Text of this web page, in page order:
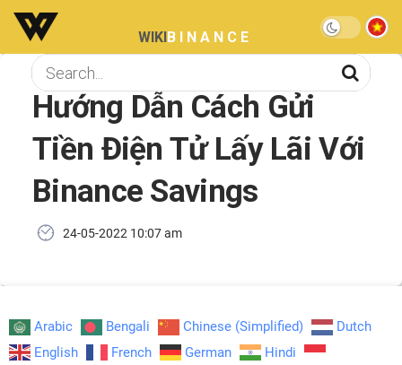
WIKIBINANCE
Hướng Dẫn Cách Gửi
Tiền Điện Tử Lấy Lãi Với
Binance Savings
24-05-2022 10:07 am
Arabic Bengali Chinese (Simplified)
Dutch
English
French German
Hindi